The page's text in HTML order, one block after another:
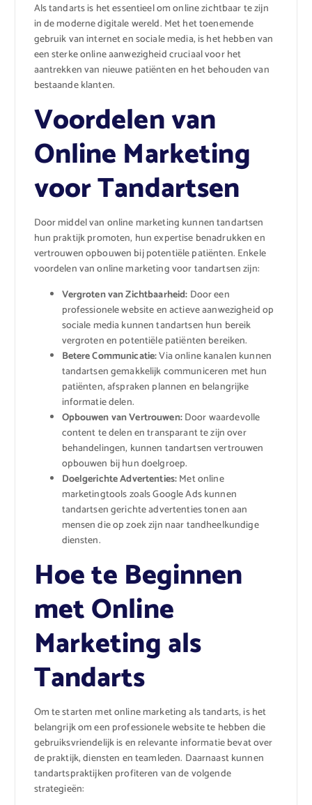
Als tandarts is het essentieel om online zichtbaar te zijn
in de moderne digitale wereld. Met het toenemende
gebruik van internet en sociale media, is het hebben van
een sterke online aanwezigheid cruciaal voor het
aantrekken van nieuwe patiënten en het behouden van
bestaande klanten.
Voordelen van
Online Marketing
voor Tandartsen
Door middel van online marketing kunnen tandartsen
hun praktijk promoten, hun expertise benadrukken en
vertrouwen opbouwen bij potentiële patiënten. Enkele
voordelen van online marketing voor tandartsen zijn:
Vergroten van Zichtbaarheid: Door een
professionele website en actieve aanwezigheid op
sociale media kunnen tandartsen hun bereik
vergroten en potentiële patiënten bereiken.
Betere Communicatie:Via online kanalen kunnen
tandartsen gemakkelijk communiceren met hun
patiënten, afspraken plannen en belangrijke
informatie delen.
Opbouwen van Vertrouwen:Door waardevolle
content te delen en transparant te zijn over
behandelingen, kunnen tandartsen vertrouwen
opbouwen bij hun doelgroep.
Doelgerichte Advertenties:Met online
marketingtools zoals Google Ads kunnen
tandartsen gerichte advertenties tonen aan
mensen die op zoek zijn naar tandheelkundige
diensten.
Hoe te Beginnen
met Online
Marketing als
Tandarts
Om te starten met online marketing als tandarts, is het
belangrijk om een professionele website te hebben die
gebruiksvriendelijk is en relevante informatie bevat over
de praktijk, diensten en teamleden. Daarnaast kunnen
tandartspraktijken profiteren van de volgende
strategieën: